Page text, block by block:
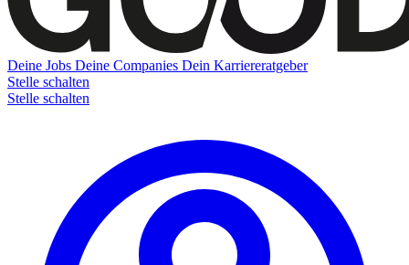
Deine Jobs Deine Companies Dein Karriereratgeber
Stelle schalten
Stelle schalten